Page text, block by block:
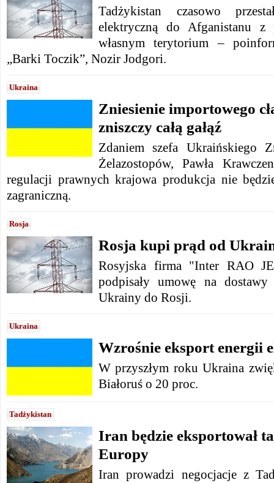
Tadżykistan czasowo
elektryczną do Afganistanu
własnym terytorium –
„Barki Toczik”, Nozir Jodgori.
Ukraina
Zniesienie importowego
zniszczy całą gałąź
Zdaniem szefa Ukraińskiego
Żelazostopów, Pawła
regulacji prawnych krajowa produkcja nie
zagraniczną.
Rosja
Rosja kupi prąd od
Rosyjska firma "Inter RAO
podpisały umowę na
Ukrainy do Rosji.
Ukraina
Wzrośnie eksport energii
W przyszłym roku Ukraina
Białoruś o 20 proc.
Tadżykistan
Iran będzie eksportował
Europy
Iran prowadzi negocjacje z